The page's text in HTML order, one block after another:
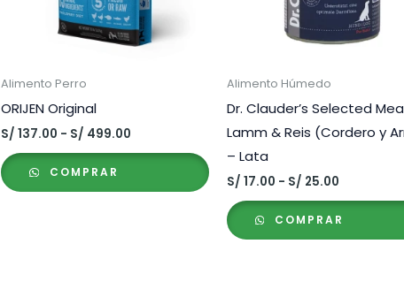
Alimento Perro
ORIJEN Original
S/ 137.00 - S/ 499.00
S/ 137.00
COMPRAR
Alimento Húmedo
Dr. Clauder’s Selected
Lamm & Reis (Cordero y
– Lata
S/ 17.00 - S/ 25.00Rango
desde
S/ 17.00
COMPRAR